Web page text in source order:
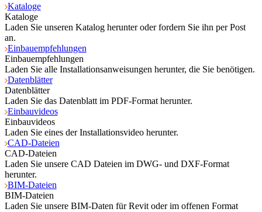
Kataloge
Kataloge
Laden Sie unseren Katalog herunter oder fordern Sie ihn per Post
an.
Einbauempfehlungen
Einbauempfehlungen
Laden Sie alle Installationsanweisungen herunter, die Sie benötigen.
Datenblätter
Datenblätter
Laden Sie das Datenblatt im PDF-Format herunter.
Einbauvideos
Einbauvideos
Laden Sie eines der Installationsvideo herunter.
CAD-Dateien
CAD-Dateien
Laden Sie unsere CAD Dateien im DWG- und DXF-Format
herunter.
BIM-Dateien
BIM-Dateien
Laden Sie unsere BIM-Daten für Revit oder im offenen Format